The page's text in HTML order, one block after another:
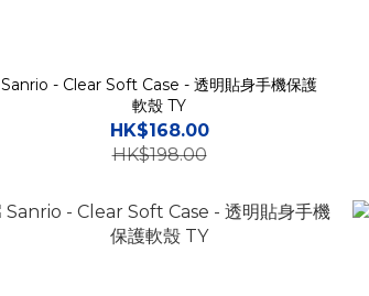
Sanrio - Clear Soft Case - 透明貼身手機保護
軟殼 TY
HK$168.00
HK$198.00